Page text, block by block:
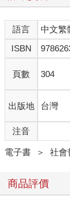
的情緒襲來。看
自想著：「哇，太
艾德瑞安向自由
鈞一髮」的情況。
○○四年十一月寫道
他們透過日漸擴
面，這些人就在
說，艾德瑞安和
自由北韓的團隊
的證詞，並估量他
只剩一種選擇，就
這些脫北者以韓
聽起來令人尤感心
語言 中文繁
ISBN
頁數 304
出版地 台灣
注音
電子書 ＞ 社會
商品評價